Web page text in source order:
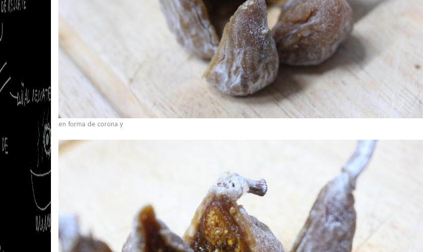
en forma de corona y